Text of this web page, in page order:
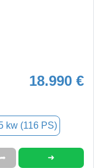
18.990 €
kw (116 PS)
➦ ➜